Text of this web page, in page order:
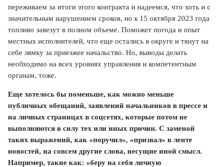
переживаем за итоги этого контракта и надеемся, что хоть и с
значительным нарушением сроков, но к 15 октября 2023 года
топливо завезут в полном объеме. Поможет погода и опыт
местных исполнителей, что еще остались в округе и тянут на
себе лямку за приезжее начальство. Но, выводы делать
необходимо на всех уровнях управления и компетентным
органам, тоже.
Еще хотелось бы поменьше, как можно меньше
публичных обещаний, заявлений начальников в прессе и
на личных страницах в соцсетях, которые потом не
выполняются в силу тех или иных причин. С заменой
таких выражений, как «поручил», «призвал» в ленте
новостей, на совсем другие слова, несущие иной смысл.
Например, такие как: «беру на себя личную